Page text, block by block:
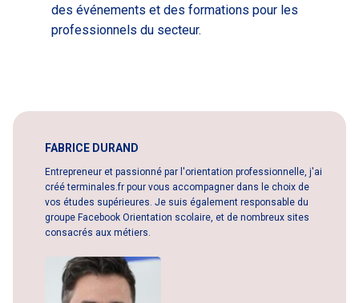
des événements et des formations pour les
professionnels du secteur.
FABRICE DURAND
Entrepreneur et passionné par l'orientation professionnelle, j'ai
créé terminales.fr pour vous accompagner dans le choix de
vos études supérieures. Je suis également responsable du
groupe Facebook Orientation scolaire, et de nombreux sites
consacrés aux métiers.